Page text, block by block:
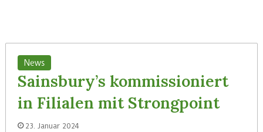
News
Sainsbury’s kommissioniert
in Filialen mit Strongpoint
23. Januar 2024